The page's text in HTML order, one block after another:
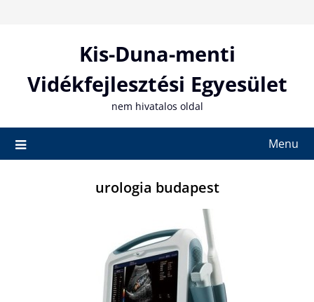
Kis-Duna-menti
Vidékfejlesztési Egyesület
nem hivatalos oldal
Menu
urologia budapest